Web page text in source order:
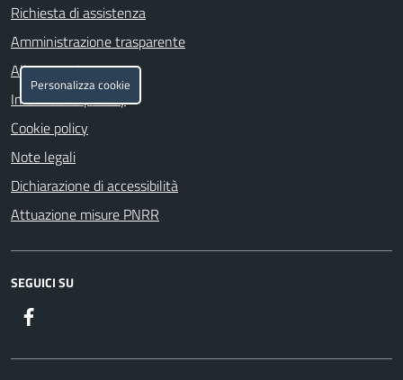
Richiesta di assistenza
Amministrazione trasparente
Albo pretorio
Informativa privacy
Cookie policy
Note legali
Dichiarazione di accessibilità
Attuazione misure PNRR
SEGUICI SU
Personalizza cookie